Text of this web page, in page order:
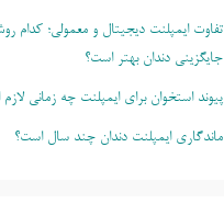
تفاوت ایمپلنت دیجیتال و معمولی؛ کدام
جایگزینی دندان بهتر است؟
پیوند استخوان برای ایمپلنت چه زمانی
ماندگاری ایمپلنت دندان چند سال است؟